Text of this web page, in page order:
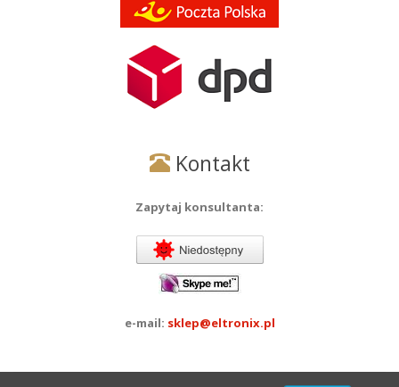
Kontakt
Zapytaj konsultanta:
e-mail: sklep@eltronix.pl